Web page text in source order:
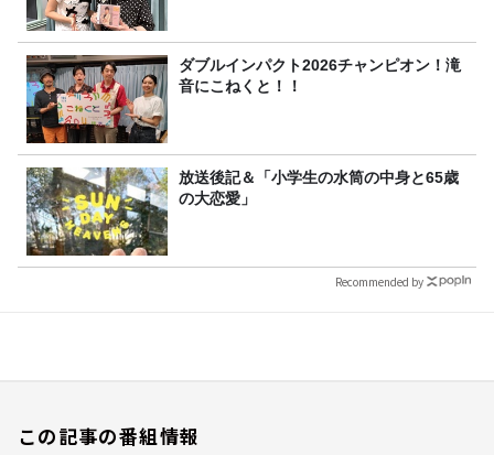
ダブルインパクト2026チャンピオン！滝
音にこねくと！！
放送後記＆「小学生の水筒の中身と65歳
の大恋愛」
Recommended by
この記事の番組情報